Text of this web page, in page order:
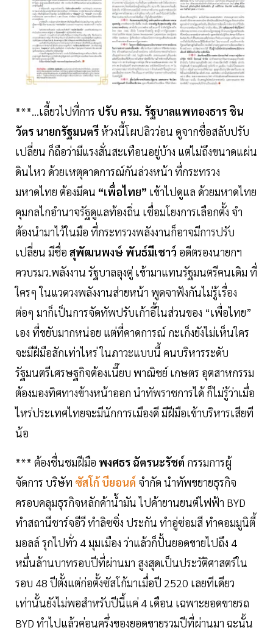
***...เลี้ยวไปที่การ ปรับ ครม. รัฐบาลแพทองธาร ชิน
วัตร นายกรัฐมนตรีห้วงนี้โผปลิวว่อน ดูจากชื่อสลับปรับ
เปลี่ยน ก็ถือว่ามีแรงสั่นสะเทือนอยู่บ้าง แต่ไม่ถึงขนาดแผ่น
ดินไหว ด้วยเหตุคาดการณ์กันล่วงหน้า ที่กระทรวง
มหาดไทย ต้องมีคน “เพื่อไทย” เข้าไปดูแล ด้วยมหาดไทย
คุมกลไกอำนาจรัฐดูแลท้องถิ่น เชื่อมโยงการเลือกตั้ง จำ
ต้องนำมาไว้ในมือ ที่กระทรวงพลังงานก็อาจมีการปรับ
เปลี่ยน มีชื่อ สุพัฒนพงษ์ พันธ์มีเชาว์ อดีตรองนายกฯ
ควบรมว.พลังงาน รัฐบาลลุงตู่ เข้ามาแทนรัฐมนตรีคนเดิม ที่
ใครๆ ในแวดวงพลังงานส่ายหน้า พูดจาฟังกันไม่รู้เรื่อง
ต่อๆ มาก็เป็นการจัดทัพปรับเก้าอี้ในส่วนของ “เพื่อไทย”
เอง ที่ขยับมากหน่อย แต่ที่คาดการณ์ กะเก็งยังไม่เห็นใคร
จะมีฝีมือสักเท่าไหร่ ในภาวะแบบนี้ คนบริหารระดับ
รัฐมนตรีเศรษฐกิจต้องเนี๊ยบ พาณิชย์ เกษตร อุตสาหกรรม
ต้องมองทิศทางข้างหน้าออก นำทัพราชการได้ ก็ไม่รู้ว่าเมื่อ
ไหร่ประเทศไทยจะมีนักการเมืองดี มีฝีมือเข้าบริหารเสียที
น้อ
*** ต้องชื่นชมฝีมือ พงศธร ฉัตรนะรัชต์ กรรมการผู้
จัดการ บริษัท ซัสโก้ บียอนด์ จำกัด นำทัพขยายธุรกิจ
ครอบคลุมธุรกิจหลักค้านํ้ามัน ไปค้ายานยนต์ไฟฟ้า BYD
ทำสถานีชาร์จอีวี ทำลิซซิ่ง ประกัน ทำอู่ซ่อมสี ทำคอมมูนิตี้
มอลล์ รุกไปทั่ว 4 มุมเมือง ว่าแล้วก็ปั้นยอดขายไปถึง 4
หมื่นล้านบาทรอบปีที่ผ่านมา สูงสุดเป็นประวัติศาสตร์ใน
รอบ 48 ปีตั้งแต่ก่อตั้งซัสโก้มาเมื่อปี 2520 เลยทีเดียว
เท่านั้นยังไม่พอสำหรับปีนี้แค่ 4 เดือน เฉพาะยอดขายรถ
BYD ทำไปแล้วค่อนครึ่งของยอดขายรวมปีที่ผ่านมา ฉะนั้น